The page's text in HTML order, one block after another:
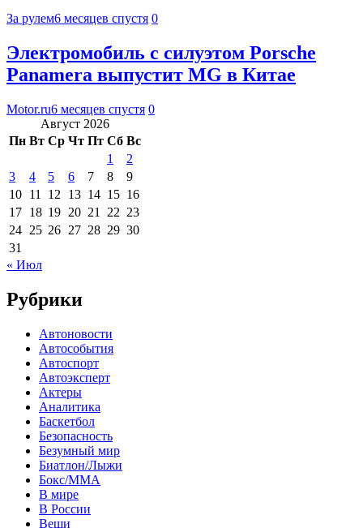
За рулем6 месяцев спустя 0
Электромобиль с силуэтом Porsche
Panamera выпустит MG в Китае
Motor.ru6 месяцев спустя 0
Август 2026
Пн Вт Ср Чт Пт Сб Вс
1
2
3
4 5 6 7 8
9
10 11 12 13 14 15 16
17 18 19 20 21 22 23
24 25 26 27 28 29 30
31
« Июл
Рубрики
Автоновости
Автособытия
Автоспорт
Автоэксперт
Актеры
Аналитика
Баскетбол
Безопасность
Безумный мир
Биатлон/Лыжи
Бокс/MMA
В мире
В России
Вещи